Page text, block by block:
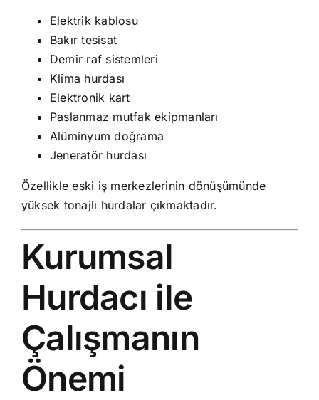
Elektrik kablosu
Bakır tesisat
Demir raf sistemleri
Klima hurdası
Elektronik kart
Paslanmaz mutfak ekipmanları
Alüminyum doğrama
Jeneratör hurdası
Özellikle eski iş merkezlerinin dönüşümünde
yüksek tonajlı hurdalar çıkmaktadır.
Kurumsal
Hurdacı ile
Çalışmanın
Önemi